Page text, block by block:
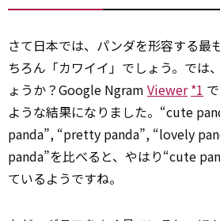
さて日本では、パンダを形容する最
ちろん「カワイイ」でしょう。では
ょうか？Google Ngram Viewer *1
ような結果になりました。“cute
panda”, “pretty panda”, “lovely
panda”を比べると、やはり“cute
ているようですね。